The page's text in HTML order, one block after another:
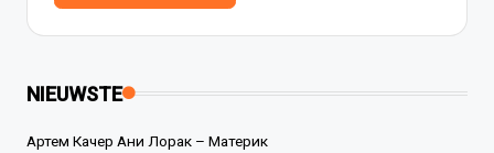
NIEUWSTE
Артем Качер Ани Лорак – Материк